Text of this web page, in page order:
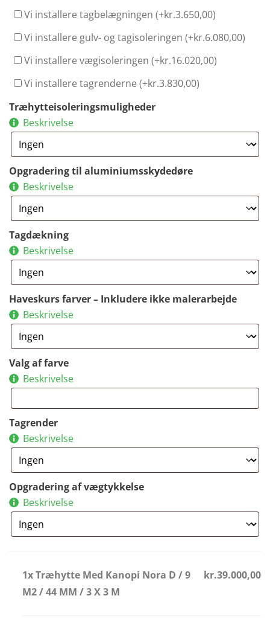
Vi installere tagbelægningen (+kr.3.650,00)
Vi installere gulv- og tagisoleringen (+kr.6.080,00)
Vi installere vægisoleringen (+kr.16.020,00)
Vi installere tagrenderne (+kr.3.830,00)
Træhytteisoleringsmuligheder
Beskrivelse
Opgradering til aluminiumsskydedøre
Beskrivelse
Tagdækning
Beskrivelse
Haveskurs farver – Inkludere ikke malerarbejde
Beskrivelse
Valg af farve
Beskrivelse
Tagrender
Beskrivelse
Opgradering af vægtykkelse
Beskrivelse
1x Træhytte Med Kanopi Nora D / 9
M2 / 44 MM / 3 X 3 M
kr.39.000,00